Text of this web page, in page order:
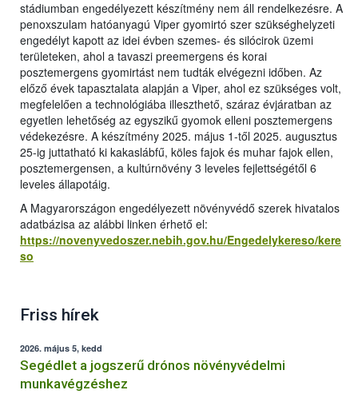
stádiumban engedélyezett készítmény nem áll rendelkezésre. A
penoxszulam hatóanyagú Viper gyomirtó szer szükséghelyzeti
engedélyt kapott az idei évben szemes- és silócirok üzemi
területeken, ahol a tavaszi preemergens és korai
posztemergens gyomirtást nem tudták elvégezni időben. Az
előző évek tapasztalata alapján a Viper, ahol ez szükséges volt,
megfelelően a technológiába illeszthető, száraz évjáratban az
egyetlen lehetőség az egyszikű gyomok elleni posztemergens
védekezésre. A készítmény 2025. május 1-től 2025. augusztus
25-ig juttatható ki kakaslábfű, köles fajok és muhar fajok ellen,
posztemergensen, a kultúrnövény 3 leveles fejlettségétől 6
leveles állapotáig.
A Magyarországon engedélyezett növényvédő szerek hivatalos
adatbázisa az alábbi linken érhető el:
https://novenyvedoszer.nebih.gov.hu/Engedelykereso/kere
so
Friss hírek
2026. május 5, kedd
Segédlet a jogszerű drónos növényvédelmi
munkavégzéshez